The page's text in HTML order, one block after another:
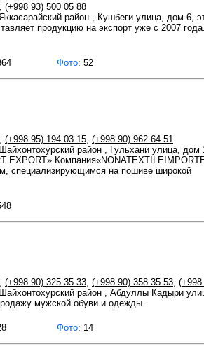
, (+998 93) 500 05 88
район , Кушбеги улица, дом 6,
продукцию на экспорт уже с 2007
Фото: 52
, (+998 95) 194 03 15, (+998 90) 962 64 51
район , Гульхани улица, дом
EXPORT»
специализирующимся на пошиве широкой
, (+998 90) 325 35 33, (+998 90) 358 35 53,
район , Абдуллы Кадыри
мужской обуви и одежды.
Фото: 14